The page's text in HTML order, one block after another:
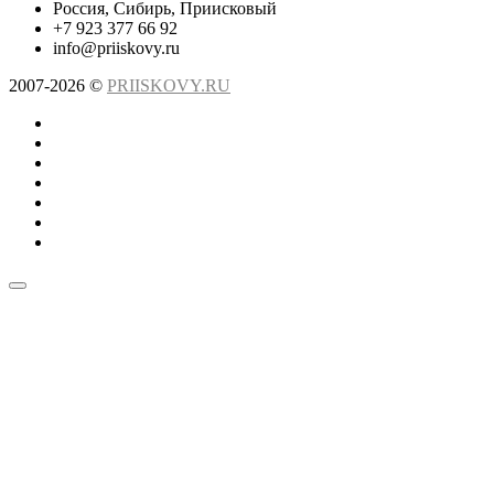
Россия, Сибирь, Приисковый
+7 923 377 66 92
info@priiskovy.ru
2007-2026 © PRIISKOVY.RU